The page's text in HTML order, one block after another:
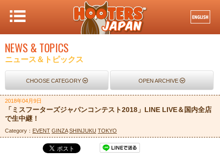
NEWS & TOPICS
ニュース＆トピックス
CHOOSE CATEGORY OPEN ARCHIVE
2018年04月9日
「ミスフーターズジャパンコンテスト2018」LINE LIVE＆国内全店
で生中継！
Category： EVENT GINZA SHINJUKU TOKYO